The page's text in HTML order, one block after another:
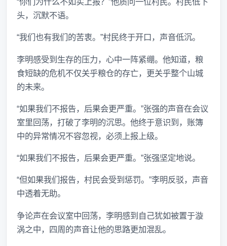
头，沉默不语。
“我们也有我们的苦衷。”村民终于开口，声音低沉。
李明感受到生存的压力，心中一阵紧绷。他知道，粮
食短缺的危机不仅关乎粮仓的存亡，更关乎整个山城
的未来。
“如果我们不报告，后果会更严重。”张强的声音在会议
室里回荡，打破了李明的沉思。他终于意识到，账簿
中的异常情况不容忽视，必须上报上级。
“如果我们不报告，后果会更严重。”张强坚定地说。
“但如果我们报告，村民会受到惩罚。”李明反驳，声音
中透着无助。
争论声在会议室中回荡，李明感到自己犹如被置于漩
涡之中，四周的声音让他的思路更加混乱。